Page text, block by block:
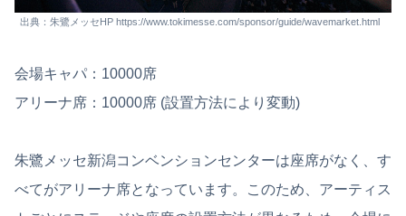
出典：朱鷺メッセHP https://www.tokimesse.com/sponsor/guide/wavemarket.html
会場キャパ：10000席
アリーナ席：10000席 (設置方法により変動)
朱鷺メッセ新潟コンベンションセンターは座席がなく、す
べてがアリーナ席となっています。このため、アーティス